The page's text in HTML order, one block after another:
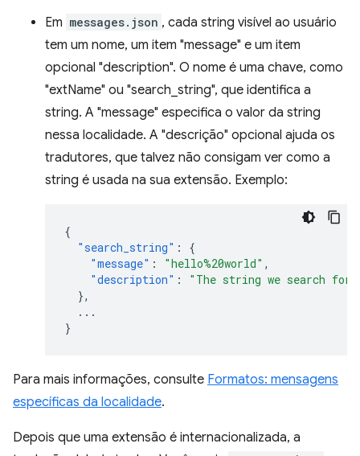
Em messages.json , cada string visível ao usuário
tem um nome, um item "message" e um item
opcional "description". O nome é uma chave, como
"extName" ou "search_string", que identifica a
string. A "message" especifica o valor da string
nessa localidade. A "descrição" opcional ajuda os
tradutores, que talvez não consigam ver como a
string é usada na sua extensão. Exemplo:
{
"search_string" :
{
"message" : "hello%20world" ,
"description" :
"The string we search for.
},
...
}
Para mais informações, consulte Formatos: mensagens
específicas da localidade.
Depois que uma extensão é internacionalizada, a